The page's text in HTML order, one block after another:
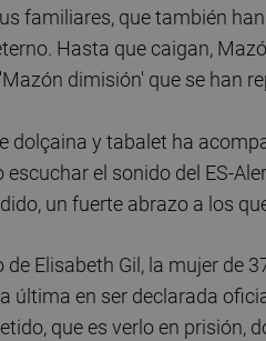
familiares, que también
Hasta que caigan,
dimisión' que se han
dolçaina y tabalet ha
el sonido del ES-
un fuerte abrazo a los
Elisabeth Gil, la mujer de
última en ser declarada
que es verlo en prisión,